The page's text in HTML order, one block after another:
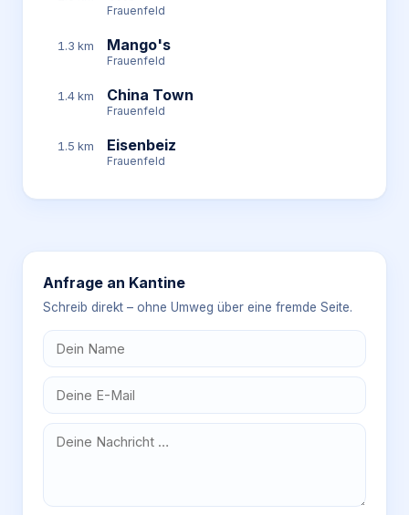
Frauenfeld
1.3 km Mango's
Frauenfeld
1.4 km China Town
Frauenfeld
1.5 km Eisenbeiz
Frauenfeld
Anfrage an Kantine
Schreib direkt – ohne Umweg über eine fremde Seite.